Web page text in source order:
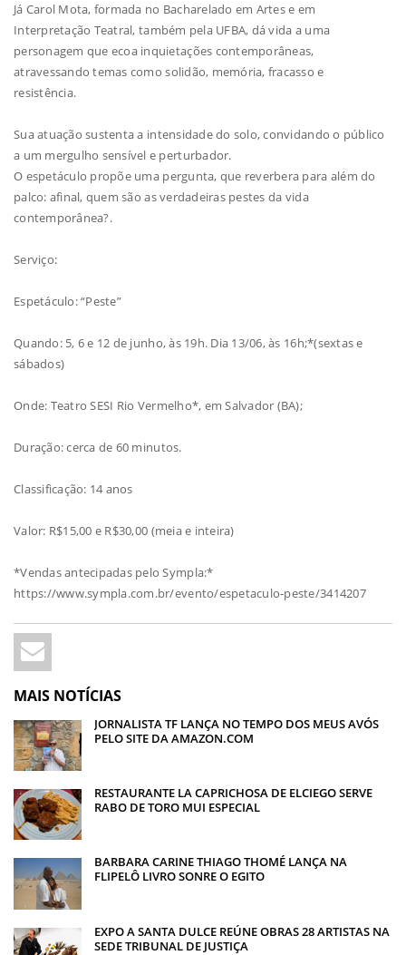
Já Carol Mota, formada no Bacharelado em Artes e em
Interpretação Teatral, também pela UFBA, dá vida a uma
personagem que ecoa inquietações contemporâneas,
atravessando temas como solidão, memória, fracasso e
resistência.
Sua atuação sustenta a intensidade do solo, convidando o público
a um mergulho sensível e perturbador.
O espetáculo propõe uma pergunta, que reverbera para além do
palco: afinal, quem são as verdadeiras pestes da vida
contemporânea?.
Serviço:
Espetáculo: “Peste”
Quando: 5, 6 e 12 de junho, às 19h. Dia 13/06, às 16h;*(sextas e
sábados)
Onde: Teatro SESI Rio Vermelho*, em Salvador (BA);
Duração: cerca de 60 minutos.
Classificação: 14 anos
Valor: R$15,00 e R$30,00 (meia e inteira)
*Vendas antecipadas pelo Sympla:*
https://www.sympla.com.br/evento/espetaculo-peste/3414207
MAIS NOTÍCIAS
JORNALISTA TF LANÇA NO TEMPO DOS MEUS AVÓS
PELO SITE DA AMAZON.COM
RESTAURANTE LA CAPRICHOSA DE ELCIEGO SERVE
RABO DE TORO MUI ESPECIAL
BARBARA CARINE THIAGO THOMÉ LANÇA NA
FLIPELÔ LIVRO SONRE O EGITO
EXPO A SANTA DULCE REÚNE OBRAS 28 ARTISTAS NA
SEDE TRIBUNAL DE JUSTIÇA